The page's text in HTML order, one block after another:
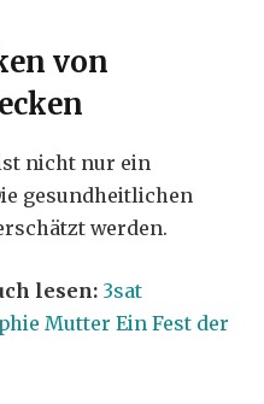
von
nicht nur ein
gesundheitlichen
werden.
lesen: 3sat
Mutter Ein Fest der